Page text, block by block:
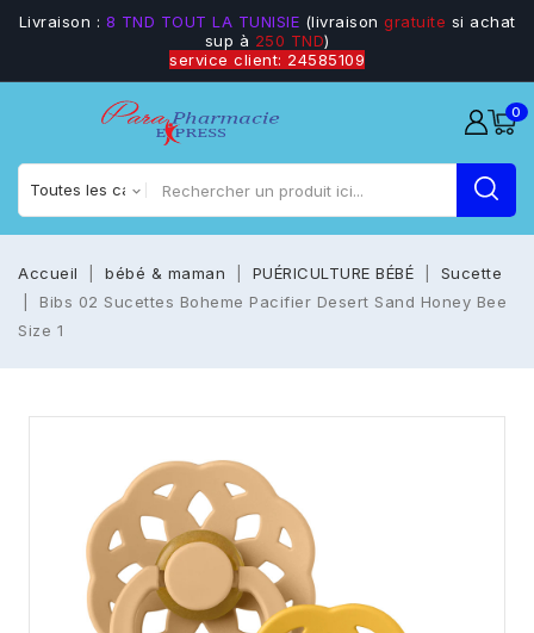
Livraison : 8 TND TOUT LA TUNISIE (livraison gratuite si achat
sup à 250 TND)
service client: 24585109
0
Accueil bébé & maman PUÉRICULTURE BÉBÉ
Sucette
Bibs 02 Sucettes Boheme Pacifier Desert Sand Honey Bee
Size 1